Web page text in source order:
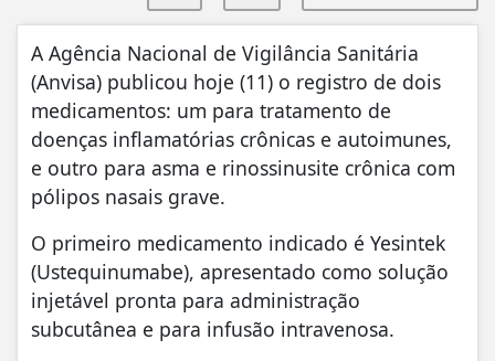
A Agência Nacional de Vigilância Sanitária
(Anvisa) publicou hoje (11) o registro de dois
medicamentos: um para tratamento de
doenças inflamatórias crônicas e autoimunes,
e outro para asma e rinossinusite crônica com
pólipos nasais grave.
O primeiro medicamento indicado é Yesintek
(Ustequinumabe), apresentado como solução
injetável pronta para administração
subcutânea e para infusão intravenosa.